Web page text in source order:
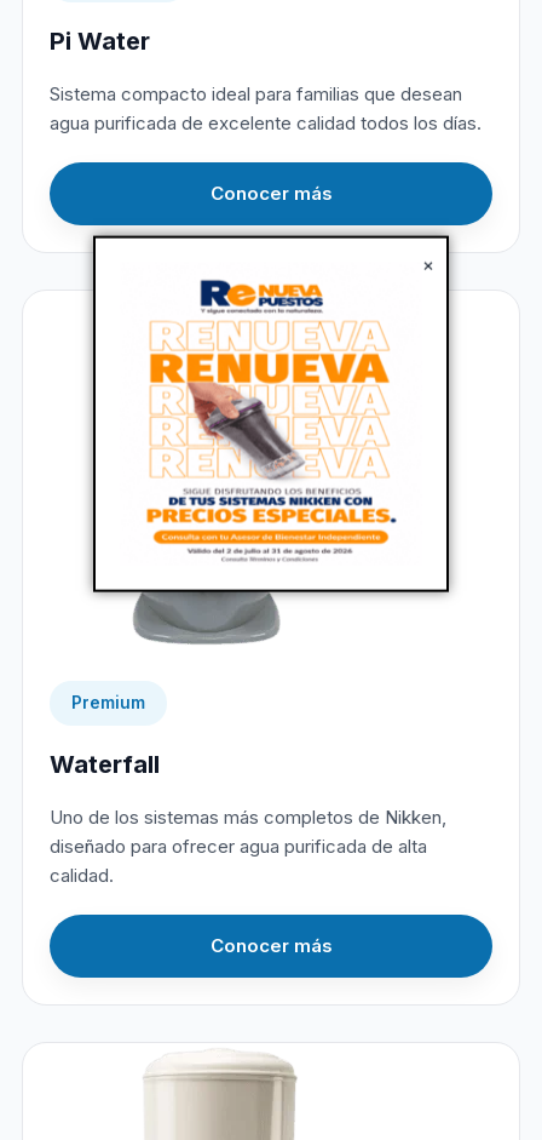
×
Pi Water
Sistema compacto ideal para familias que desean
agua purificada de excelente calidad todos los días.
Conocer más
Premium
Waterfall
Uno de los sistemas más completos de Nikken,
diseñado para ofrecer agua purificada de alta
calidad.
Conocer más